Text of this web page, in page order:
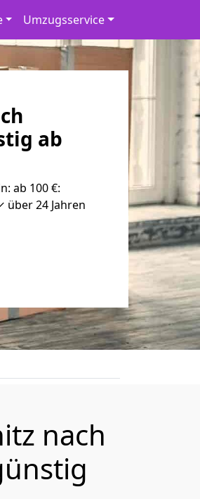
Umzugsservice
ab
ab 100 €:
24 Jahren
nach